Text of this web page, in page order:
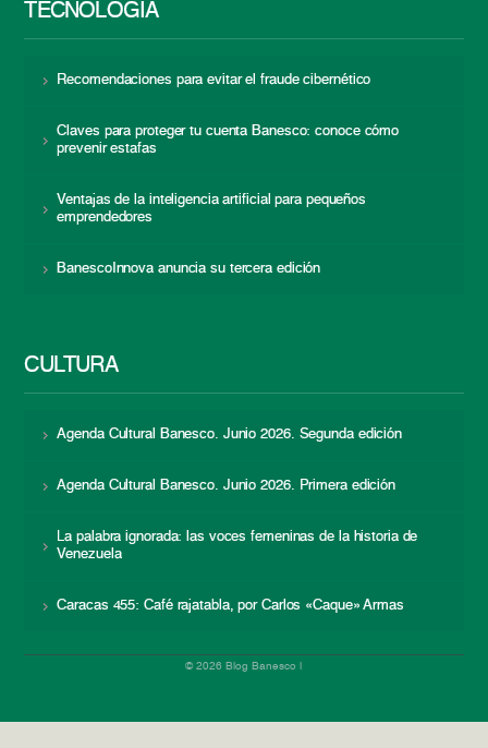
TECNOLOGÍA
Recomendaciones para evitar el fraude cibernético
Claves para proteger tu cuenta Banesco: conoce cómo
prevenir estafas
Ventajas de la inteligencia artificial para pequeños
emprendedores
BanescoInnova anuncia su tercera edición
CULTURA
Agenda Cultural Banesco. Junio 2026. Segunda edición
Agenda Cultural Banesco. Junio 2026. Primera edición
La palabra ignorada: las voces femeninas de la historia de
Venezuela
Caracas 455: Café rajatabla, por Carlos «Caque» Armas
© 2026 Blog Banesco |